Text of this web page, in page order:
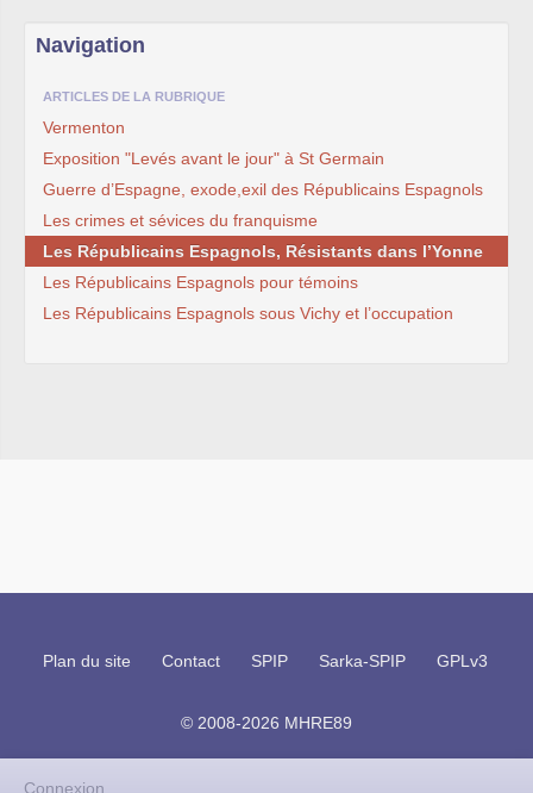
Navigation
ARTICLES DE LA RUBRIQUE
Vermenton
Exposition "Levés avant le jour" à St Germain
Guerre d’Espagne, exode,exil des Républicains Espagnols
Les crimes et sévices du franquisme
Les Républicains Espagnols, Résistants dans l’Yonne
Les Républicains Espagnols pour témoins
Les Républicains Espagnols sous Vichy et l’occupation
Plan du site Contact SPIP Sarka-SPIP GPLv3
© 2008-2026 MHRE89
Connexion